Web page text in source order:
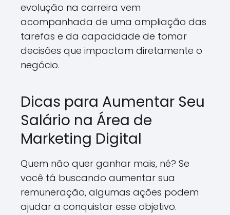
evolução na carreira vem
acompanhada de uma ampliação das
tarefas e da capacidade de tomar
decisões que impactam diretamente o
negócio.
Dicas para Aumentar Seu
Salário na Área de
Marketing Digital
Quem não quer ganhar mais, né? Se
você tá buscando aumentar sua
remuneração, algumas ações podem
ajudar a conquistar esse objetivo.